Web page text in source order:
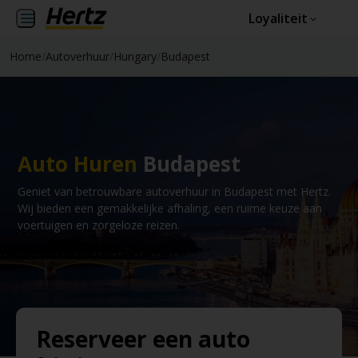
Loyaliteit
Home Autoverhuur Hungary Budapest
Auto Huren Budapest
Geniet van betrouwbare autoverhuur in Budapest met Hertz.
Wij bieden een gemakkelijke afhaling, een ruime keuze aan
voertuigen en zorgeloze reizen.
Reserveer een auto